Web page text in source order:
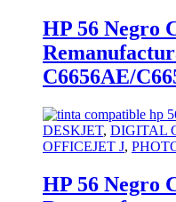
HP 56 Negro
C6656AE/
DESKJET, DIGITAL
OFFICEJET J,
HP 56 Negro